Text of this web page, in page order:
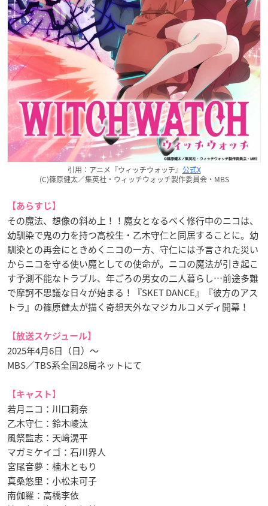
引用：アニメ『ウィッチウォッチ』 公式X
(C)篠原健太／集英社・ウィッチウォッチ製作委員会・MBS
【あらすじ】
その魔法、想像の斜め上！！魔女となるべく修行中のニコは、
幼馴染で鬼の力を持つ高校生・乙木守仁と同居することに。幼
馴染との再会にときめくニコの一方、守仁には予言された災い
からニコを守る使い魔としての使命が。ニコの魔法が引き起こ
す予測不能なトラブル、年ごろの男女の二人暮らし…前途多難
で摩訶不思議な日々が始まる！『SKET DANCE』『彼方のアス
トラ』の篠原健太が描く奇想天外なマジカルコメディ開幕！
【放送スケジュール】
2025年4月6日（日）〜
MBS／TBS系全国28局ネットにて
【キャスト】
若月ニコ：川口莉奈
乙木守仁：鈴木崚汰
風祭監志：天﨑滉平
マガミケイゴ：石川界人
宮尾音夢：楠木ともり
真桑悠里：小松未可子
南伽羅：高橋李依